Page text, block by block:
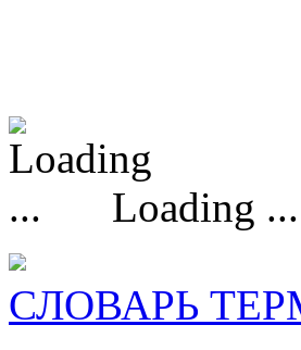
Loading ...
СЛОВАРЬ